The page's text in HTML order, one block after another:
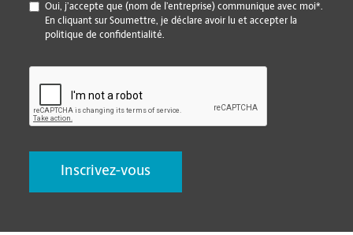
*
Oui, j’accepte que (nom de l’entreprise) communique avec moi*.
En cliquant sur Soumettre, je déclare avoir lu et accepter la
politique de confidentialité.